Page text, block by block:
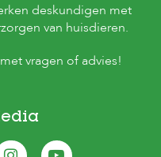
deskundigen met
van huisdieren.
vragen of advies!